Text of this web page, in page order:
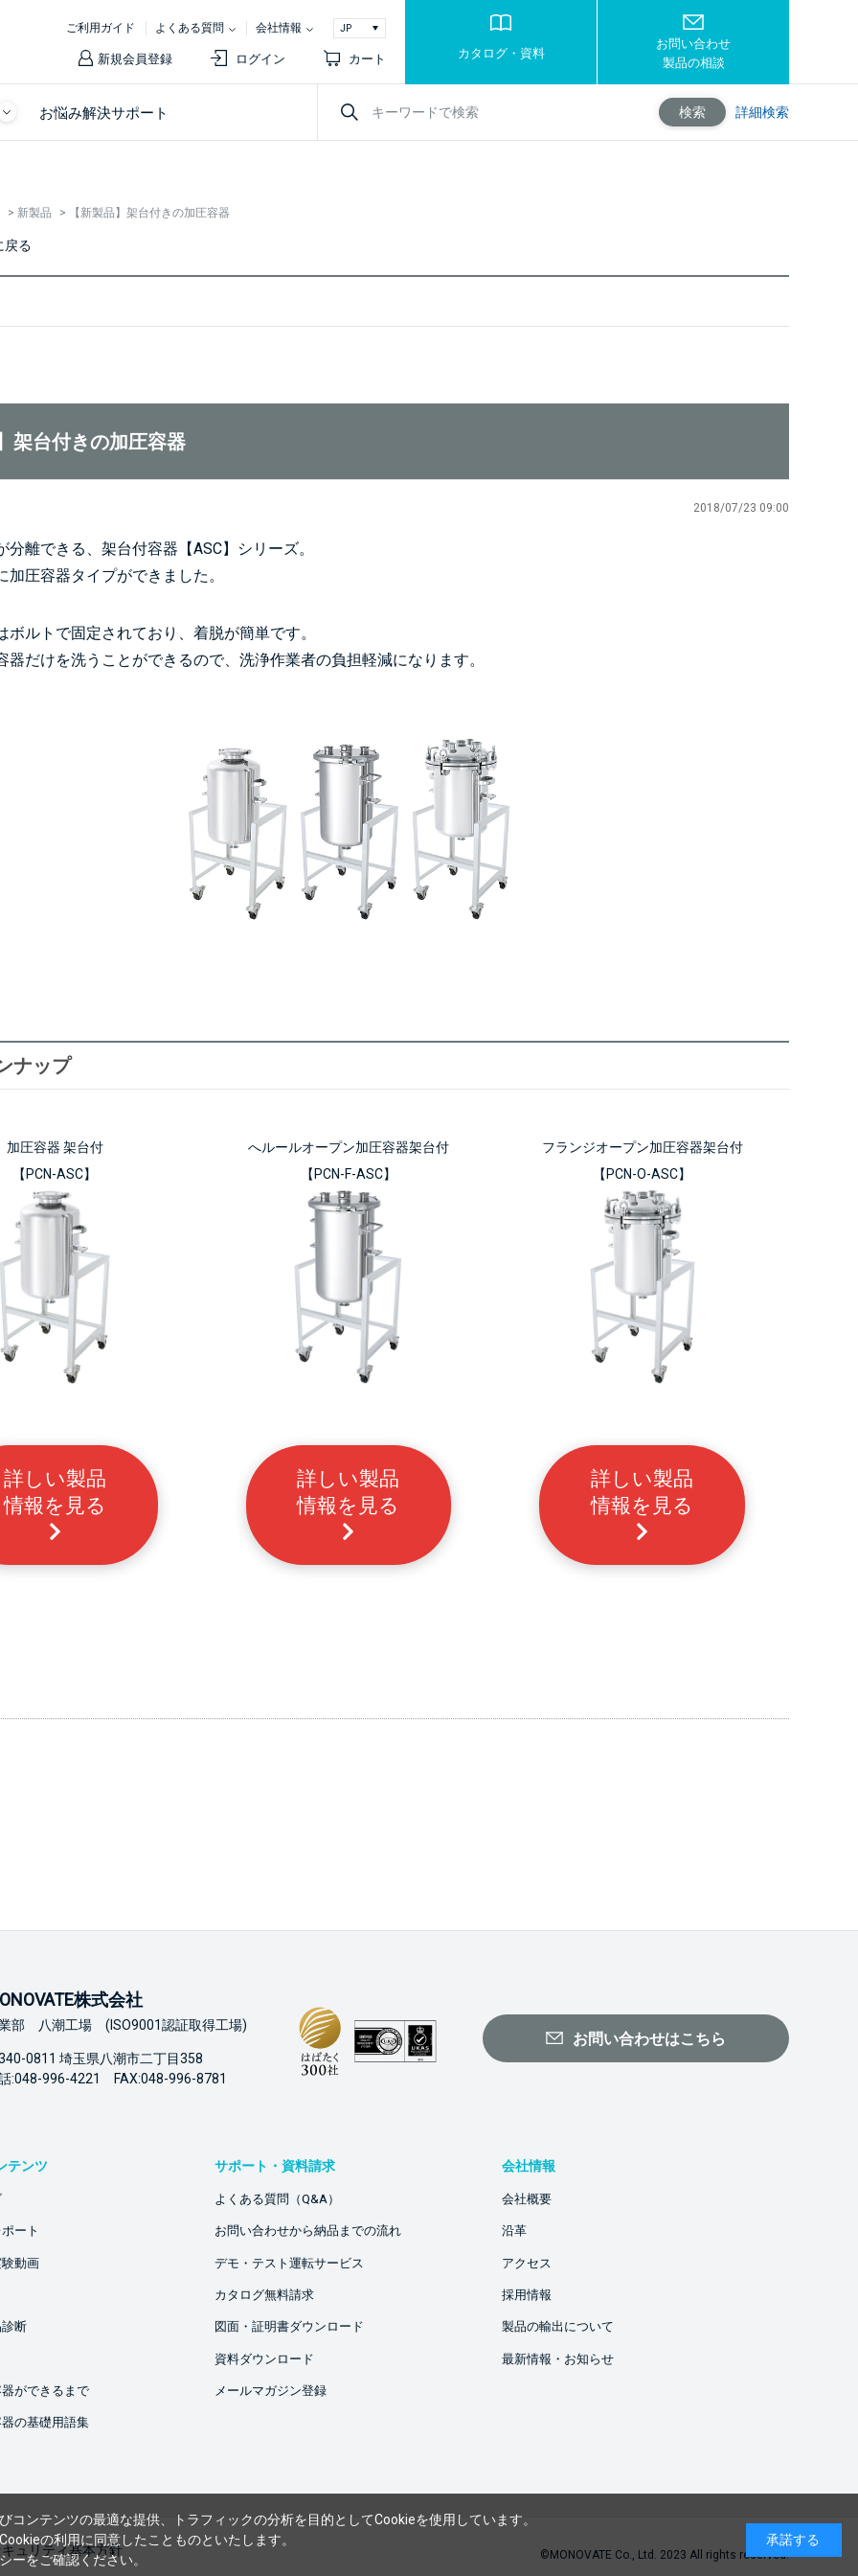
ご利用ガイド よくある質問 会社情報
新規会員登録 ログイン カート カタログ・資料
お問い合わせ
製品の相談
お悩み解決サポート 検索 詳細検索
> 新製品 > 【新製品】架台付きの加圧容器
戻る
架台付きの加圧容器
2018/07/23 09:00
分離できる、架台付容器【ASC】シリーズ。
加圧容器タイプができました。
ボルトで固定されており、着脱が簡単です。
器だけを洗うことができるので、洗浄作業者の負担軽減になります。
ナップ
加圧容器 架台付
【PCN-ASC】
詳しい製品
情報を見る
へルールオープン加圧容器架台付
【PCN-F-ASC】
詳しい製品
情報を見る
フランジオープン加圧容器架台付
【PCN-O-ASC】
詳しい製品
情報を見る
株式会社
部 八潮工場 (ISO9001認証取得工場)
0811 埼玉県八潮市二丁目358
:048-996-4221 FAX:048-996-8781
お問い合わせはこちら
テンツ
ート
動画
断
ができるまで
の基礎用語集
サポート・資料請求
よくある質問（Q&A）
お問い合わせから納品までの流れ
デモ・テスト運転サービス
カタログ無料請求
図面・証明書ダウンロード
資料ダウンロード
メールマガジン登録
会社情報
会社概要
沿革
アクセス
採用情報
製品の輸出について
最新情報・お知らせ
ュリティ基本方針 ©MONOVATE Co., Ltd. 2023 All rights reserved.
コンテンツの最適な提供、トラフィックの分析を目的としてCookieを使用しています。
の利用に同意したことものといたします。
ーをご確認ください。
承諾する